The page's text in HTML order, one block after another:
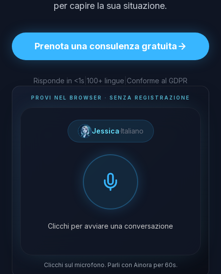
per capire la sua situazione.
Prenota una consulenza gratuita
Risponde in <1s 100+ lingue Conforme al GDPR
PROVI NEL BROWSER · SENZA REGISTRAZIONE
Jessica·Italiano
Clicchi per avviare una conversazione
Clicchi sul microfono. Parli con Ainora per 60s.